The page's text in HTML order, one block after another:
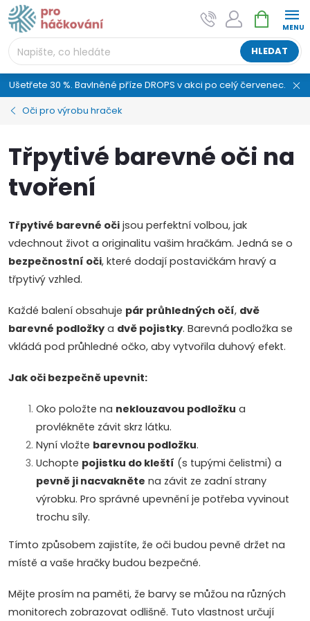
Přejít
na
obsah
HLEDAT
NÁKUPNÍ
KOŠÍK
Ušetřete 30 %. Bavlněné příze DROPS v akci po celý červenec.
Oči pro výrobu hraček
Třpytivé barevné oči na
tvoření
Třpytivé barevné oči jsou perfektní volbou, jak
vdechnout život a originalitu vašim hračkám. Jedná se o
bezpečnostní oči, které dodají postavičkám hravý a
třpytivý vzhled.
Každé balení obsahuje pár průhledných očí, dvě
barevné podložky a dvě pojistky. Barevná podložka se
vkládá pod průhledné očko, aby vytvořila duhový efekt.
Jak oči bezpečně upevnit:
Oko položte na neklouzavou podložku a
provlékněte závit skrz látku.
Nyní vložte barevnou podložku.
Uchopte pojistku do kleští (s tupými čelistmi) a
pevně ji nacvakněte na závit ze zadní strany
výrobku. Pro správné upevnění je potřeba vyvinout
trochu síly.
Tímto způsobem zajistíte, že oči budou pevně držet na
místě a vaše hračky budou bezpečné.
Mějte prosím na paměti, že barvy se můžou na různých
monitorech zobrazovat odlišně. Tuto vlastnost určují
AI asistent "pani Klubíčková" –
ProHackovani.cz
Jsme e-shop s více než osmiletou tradicí a máme pro
vás připraveno více než 25 tisíc produktů. Vše skladem,
připravené k odeslání.